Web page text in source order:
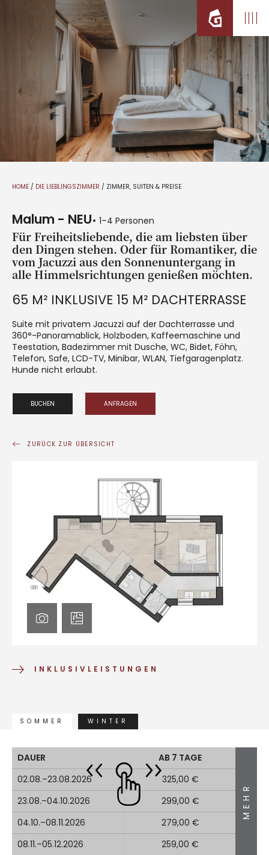
HOME / DIE LIEBLINGSZIMMER / ZIMMER, SUITEN & PREISE
Malum - NEU 1–4 Personen
Für Freiheitsliebende, die am liebsten über
den Dingen stehen. Oder für Romantiker, die
vom Jacuzzi aus den Sonnenuntergang in
alle Himmelsrichtungen genießen möchten.
65 M² INKLUSIVE 15 M² DACHTERRASSE
Suite mit privatem Jacuzzi auf der Dachterrasse und
360°-Panoramablick, Holzboden, Kaffeemaschine und
Teestation, Badezimmer mit Dusche, WC, Bidet, Föhn,
Telefon, Safe, LCD-TV, Minibar, WLAN, Tiefgaragenplatz.
Hunde nicht erlaubt.
BUCHEN ANFRAGEN
ZURÜCK ZUR ÜBERSICHT
INKLUSIVLEISTUNGEN
SOMMER WINTER
DAUER
AB 7 TAGE
02.08.–23.08.2026
325,00 €
23.08.–04.10.2026
299,00 €
04.10.–08.11.2026
279,00 €
08.11.–05.12.2026
259,00 €
MEHR